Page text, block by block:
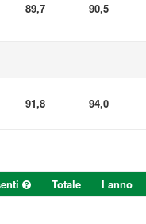
89,7 90,5
91,8 94,0
Totale I anno